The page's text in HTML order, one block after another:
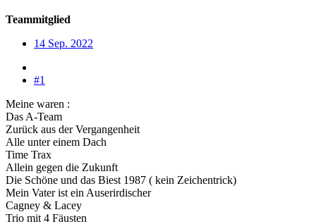
Teammitglied
14 Sep. 2022
#1
Meine waren :
Das A-Team
Zurück aus der Vergangenheit
Alle unter einem Dach
Time Trax
Allein gegen die Zukunft
Die Schöne und das Biest 1987 ( kein Zeichentrick)
Mein Vater ist ein Auserirdischer
Cagney & Lacey
Trio mit 4 Fäusten